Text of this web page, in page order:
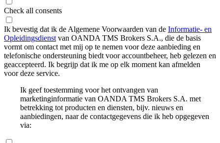
Check all consents
Ik bevestig dat ik de Algemene Voorwaarden van de Informatie- en
Opleidingsdienst van OANDA TMS Brokers S.A., die de basis
vormt om contact met mij op te nemen voor deze aanbieding en
telefonische ondersteuning biedt voor accountbeheer, heb gelezen en
geaccepteerd. Ik begrijp dat ik me op elk moment kan afmelden
voor deze service.
Ik geef toestemming voor het ontvangen van
marketinginformatie van OANDA TMS Brokers S.A. met
betrekking tot producten en diensten, bijv. nieuws en
aanbiedingen, naar de contactgegevens die ik heb opgegeven
via: